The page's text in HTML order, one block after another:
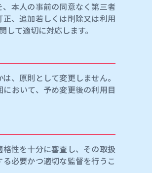
本人の事前の同意なく第三者
、追加若しくは削除又は利用
て適切に対応します。
、原則として変更しません。
おいて、予め変更後の利用目
性を十分に審査し、その取扱
必要かつ適切な監督を行うこ